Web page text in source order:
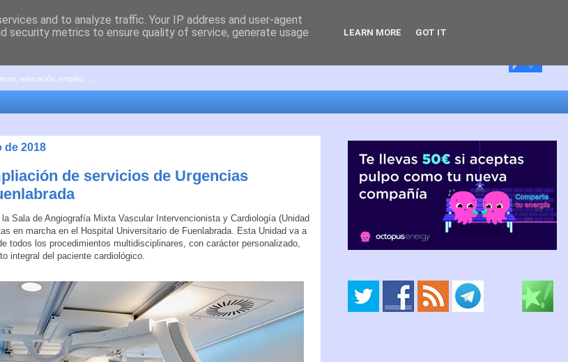
educación, empleo, ...
de 2018
de servicios de Urgencias
Sala de Angiografía Mixta Vascular Intervencionista y Cardiología (Unidad
en marcha en el Hospital Universitario de Fuenlabrada. Esta Unidad va a
todos los procedimientos multidisciplinares, con carácter personalizado,
integral del paciente cardiológico.
and to analyze traffic. Your IP address and user-agent
security metrics to ensure quality of service, generate usage
LEARN MORE GOT IT